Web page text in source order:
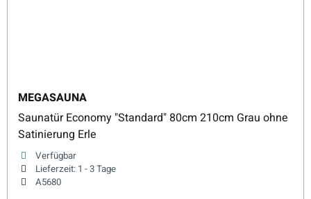
MEGASAUNA
Saunatür Economy "Standard" 80cm 210cm Grau ohne
Satinierung Erle
Verfügbar
Lieferzeit: 1 - 3 Tage
A5680